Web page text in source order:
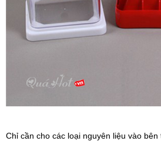
Chỉ cần cho các loại nguyên liệu vào